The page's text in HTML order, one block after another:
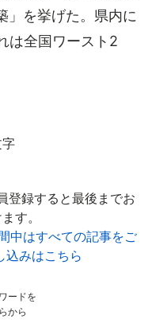
」を挙げた。県内に
は全国ワースト2
登録すると最後までお
す。
中はすべての記事をご
込みはこちら
ードを
から